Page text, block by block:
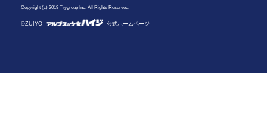
Copyright (c) 2019 Trygroup Inc. All Rights Reserved.
©ZUIYO 公式ホームページ